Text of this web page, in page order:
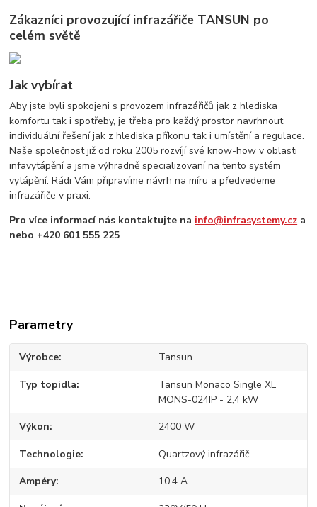
Zákazníci provozující infrazářiče TANSUN po
celém světě
Jak vybírat
Aby jste byli spokojeni s provozem infrazářičů jak z hlediska
komfortu tak i spotřeby, je třeba pro každý prostor navrhnout
individuální řešení jak z hlediska příkonu tak i umístění a regulace.
Naše společnost již od roku 2005 rozvíjí své know-how v oblasti
infavytápění a jsme výhradně specializovaní na tento systém
vytápění. Rádi Vám připravíme návrh na míru a předvedeme
infrazářiče v praxi.
Pro více informací nás kontaktujte na info@infrasystemy.cz a
nebo +420 601 555 225
Parametry
Výrobce Tansun
Typ topidla
Tansun Monaco Single XL
MONS-024IP - 2,4 kW
Výkon 2400 W
Technologie Quartzový infrazářič
Ampéry 10,4 A